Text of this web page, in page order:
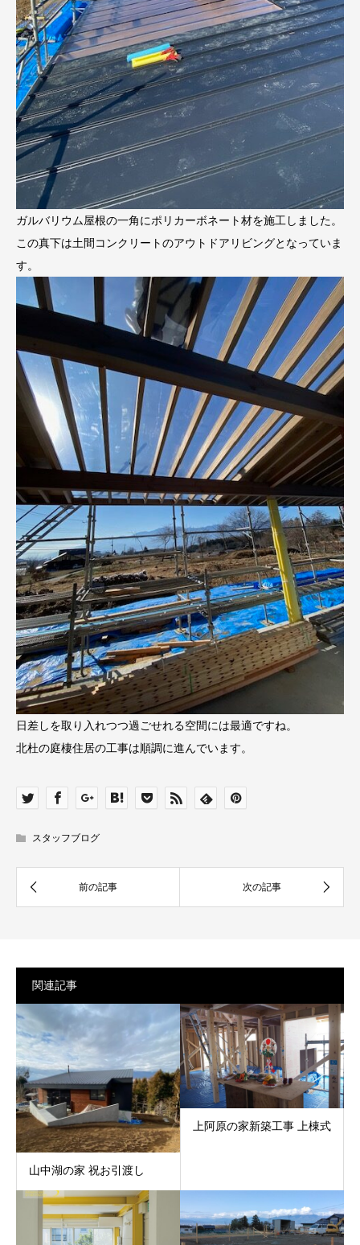
ガルバリウム屋根の一角にポリカーボネート材を施工しました。
この真下は土間コンクリートのアウトドアリビングとなっていま
す。
日差しを取り入れつつ過ごせれる空間には最適ですね。
北杜の庭棲住居の工事は順調に進んでいます。
スタッフブログ
関連記事
山中湖の家 祝お引渡し
上阿原の家新築工事 上棟式